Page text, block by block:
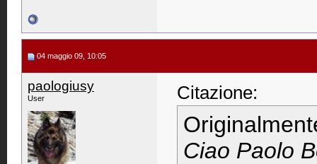
04 maggio 09, 10:05
paologiusy
User Citazione:
Ciao Paolo